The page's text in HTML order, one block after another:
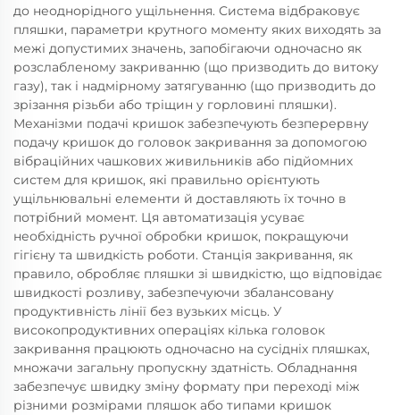
до неоднорідного ущільнення. Система відбраковує
пляшки, параметри крутного моменту яких виходять за
межі допустимих значень, запобігаючи одночасно як
розслабленому закриванню (що призводить до витоку
газу), так і надмірному затягуванню (що призводить до
зрізання різьби або тріщин у горловині пляшки).
Механізми подачі кришок забезпечують безперервну
подачу кришок до головок закривання за допомогою
вібраційних чашкових живильників або підйомних
систем для кришок, які правильно орієнтують
ущільнювальні елементи й доставляють їх точно в
потрібний момент. Ця автоматизація усуває
необхідність ручної обробки кришок, покращуючи
гігієну та швидкість роботи. Станція закривання, як
правило, обробляє пляшки зі швидкістю, що відповідає
швидкості розливу, забезпечуючи збалансовану
продуктивність лінії без вузьких місць. У
високопродуктивних операціях кілька головок
закривання працюють одночасно на сусідніх пляшках,
множачи загальну пропускну здатність. Обладнання
забезпечує швидку зміну формату при переході між
різними розмірами пляшок або типами кришок